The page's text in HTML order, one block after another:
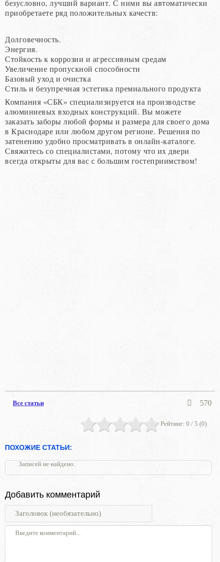
безусловно, лучший вариант. С ними вы автоматически
приобретаете ряд положительных качеств:
Долговечность.
Энергия.
Стойкость к коррозии и агрессивным средам
Увеличение пропускной способности
Базовый уход и очистка
Стиль и безупречная эстетика премиального продукта
Компания «СБК» специализируется на производстве
алюминиевых входных конструкций. Вы можете
заказать заборы любой формы и размера для своего дома
в Краснодаре или любом другом регионе. Решения по
затенению удобно просматривать в онлайн-каталоге.
Свяжитесь со специалистами, потому что их двери
всегда открыты для вас с большим гостеприимством!
Все статьи 570
Рейтинг: 0 / 5 (0)
ПОХОЖИЕ СТАТЬИ:
Записей не найдено.
Добавить комментарий